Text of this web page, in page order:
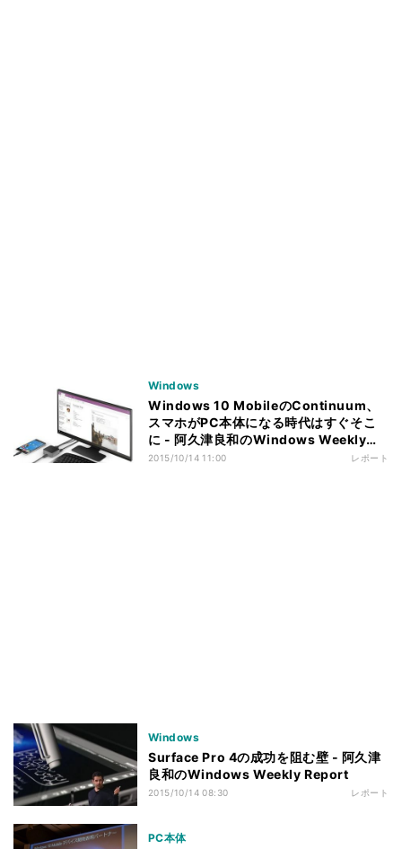
Windows
Windows 10 MobileのContinuum、
スマホがPC本体になる時代はすぐそこ
に - 阿久津良和のWindows Weekly
Report
2015/10/14 11:00 レポート
Windows
Surface Pro 4の成功を阻む壁 - 阿久津
良和のWindows Weekly Report
2015/10/14 08:30 レポート
PC本体